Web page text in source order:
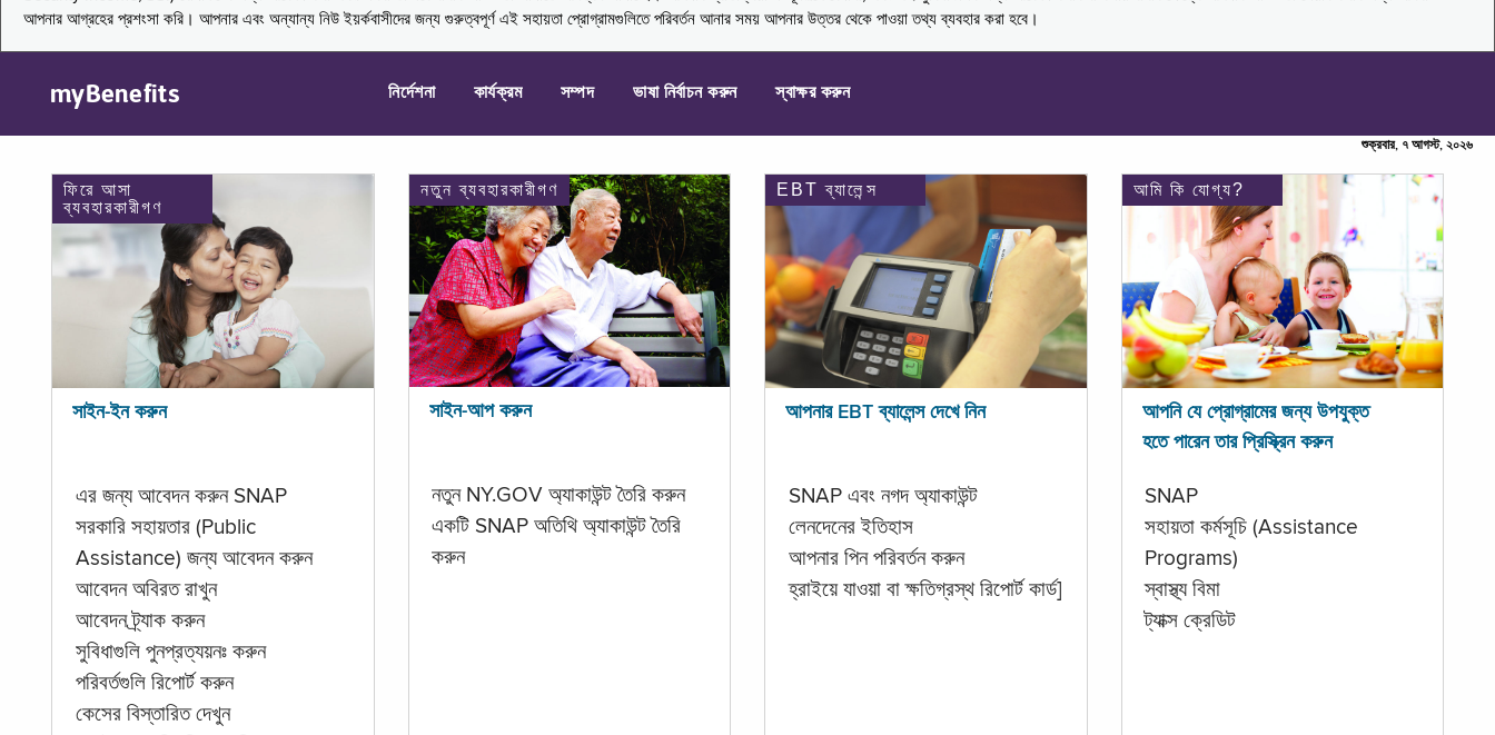
আপনার আগ্রহের প্রশংসা করি। আপনার এবং অন্যান্য নিউ ইয়র্কবাসীদের জন্য গুরুত্বপূর্ণ এই সহায়তা প্রোগ্রামগুলিতে পরিবর্তন আনার সময় আপনার উত্তর থেকে পাওয়া তথ্য ব্যবহার করা হবে।
myBenefits নির্দেশনা কার্যক্রম সম্পদ ভাষা নির্বাচন করুন স্বাক্ষর করুন
শুক্রবার, ৭ আগস্ট, ২০২৬
ফিরে আসা
ব্যবহারকারীগণ
সাইন-ইন করুন
এর জন্য আবেদন করুন SNAP
সরকারি সহায়তার (Public
Assistance) জন্য আবেদন করুন
আবেদন অবিরত রাখুন
আবেদন ট্র্যাক করুন
সুবিধাগুলি পুনপ্রত্যয়নঃ করুন
পরিবর্তগুলি রিপোর্ট করুন
কেসের বিস্তারিত দেখুন
নতুন ব্যবহারকারীগণ
সাইন-আপ করুন
নতুন NY.GOV অ্যাকাউন্ট তৈরি করুন
একটি SNAP অতিথি অ্যাকাউন্ট তৈরি
করুন
EBT ব্যালেন্স
আপনার EBT ব্যালেন্স দেখে নিন
SNAP এবং নগদ অ্যাকাউন্ট
লেনদেনের ইতিহাস
আপনার পিন পরিবর্তন করুন
হ্রাইয়ে যাওয়া বা ক্ষতিগ্রস্থ রিপোর্ট কার্ড]
আমি কি যোগ্য?
আপনি যে প্রোগ্রামের জন্য উপযুক্ত
হতে পারেন তার প্রিস্ক্রিন করুন
SNAP
সহায়তা কর্মসূচি (Assistance
Programs)
স্বাস্থ্য বিমা
ট্যাক্স ক্রেডিট